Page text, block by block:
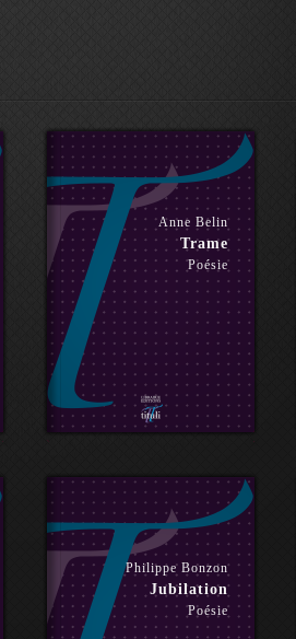
Anne Belin
Trame
Poésie
Philippe Bonzon
Jubilation
Poésie